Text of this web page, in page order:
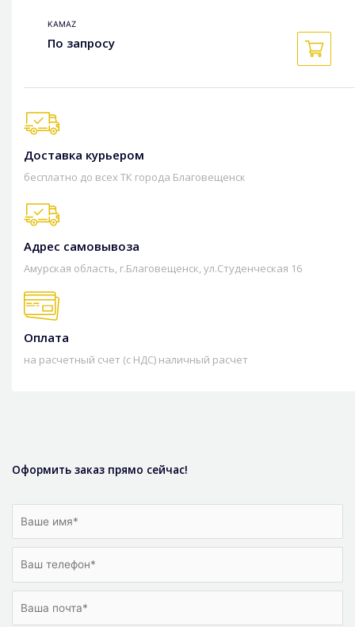
KAMAZ
По запросу
Доставка курьером
бесплатно до всех ТК города Благовещенск
Адрес самовывоза
Амурская область, г.Благовещенск, ул.Студенческая 16
Оплата
на расчетный счет (с НДС) наличный расчет
Оформить заказ прямо сейчас!